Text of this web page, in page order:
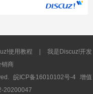
使用教程
我是Discuz!开发
销商
皖ICP备16010102号-4 增值
20200047